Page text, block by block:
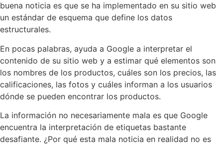
buena noticia es que se ha implementado en su sitio web
un estándar de esquema que define los datos
estructurales.
En pocas palabras, ayuda a Google a interpretar el
contenido de su sitio web y a estimar qué elementos son
los nombres de los productos, cuáles son los precios, las
calificaciones, las fotos y cuáles informan a los usuarios
dónde se pueden encontrar los productos.
La información no necesariamente mala es que Google
encuentra la interpretación de etiquetas bastante
desafiante. ¿Por qué esta mala noticia en realidad no es